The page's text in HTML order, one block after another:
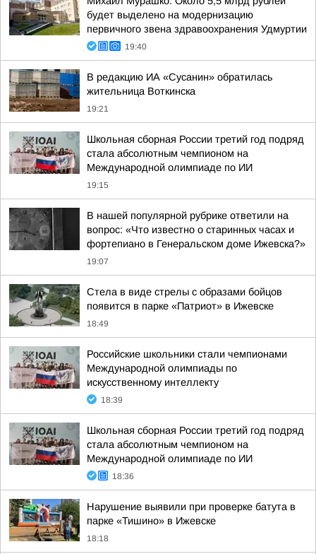
будет выделено на модернизацию
первичного звена здравоохранения Удмуртии
19:40
В редакцию ИА «Сусанин» обратилась
жительница Воткинска
19:21
Школьная сборная России третий год подряд
стала абсолютным чемпионом на
Международной олимпиаде по ИИ
19:15
В нашей популярной рубрике ответили на
вопрос: «Что известно о старинных часах и
фортепиано в Генеральском доме Ижевска?»
19:07
Стела в виде стрелы с образами бойцов
появится в парке «Патриот» в Ижевске
18:49
Российские школьники стали чемпионами
Международной олимпиады по
искусственному интеллекту
18:39
Школьная сборная России третий год подряд
стала абсолютным чемпионом на
Международной олимпиаде по ИИ
18:36
Нарушение выявили при проверке батута в
парке «Тишино» в Ижевске
18:18